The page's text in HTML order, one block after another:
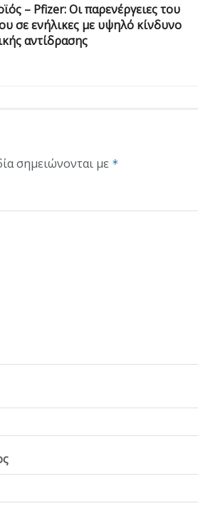
– Pfizer: Oι παρενέργειες του
σε ενήλικες με υψηλό κίνδυνο
αντίδρασης
σημειώνονται με *